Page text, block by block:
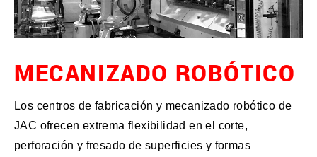
MECANIZADO ROBÓTICO
Los centros de fabricación y mecanizado robótico de
JAC ofrecen extrema flexibilidad en el corte,
perforación y fresado de superficies y formas